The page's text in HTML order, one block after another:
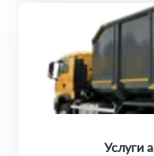
Услуги